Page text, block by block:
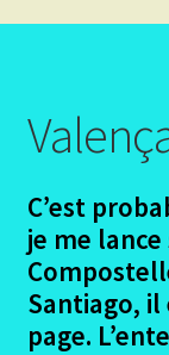
Mes 6 chemins
Autres trajets
Randonnées
Le chemin du
Podiensis –
C’est
je me
Santiago,
page.